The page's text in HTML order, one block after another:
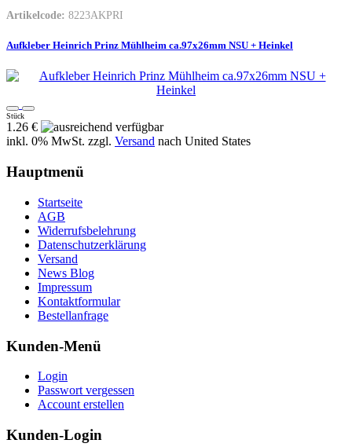
Artikelcode: 8223AKPRI
Aufkleber Heinrich Prinz Mühlheim ca.97x26mm NSU + Heinkel
Stück
1.26 €
inkl. 0% MwSt. zzgl. Versand nach United States
Hauptmenü
Startseite
AGB
Widerrufsbelehrung
Datenschutzerklärung
Versand
News Blog
Impressum
Kontaktformular
Bestellanfrage
Kunden-Menü
Login
Passwort vergessen
Account erstellen
Kunden-Login